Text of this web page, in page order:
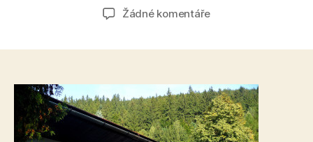
příspěvku
Žádné komentářeu
cz-
p146071100002